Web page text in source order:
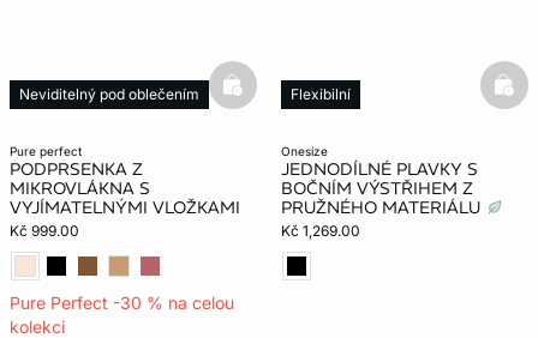
pure perfect
PODPRSENKA Z
MIKROVLÁKNA S
VYJÍMATELNÝMI VLOŽKAMI
Kč 999.00
Pure Perfect -30 % na celou
kolekci
Neviditelný pod oblečením basketfull
onesize
JEDNODÍLNÉ PLAVKY S
BOČNÍM VÝSTŘIHEM Z
PRUŽNÉHO MATERIÁLU
Kč 1,269.00
Flexibilní